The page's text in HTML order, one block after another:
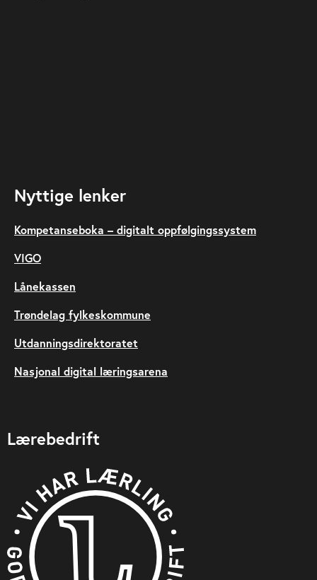
Nyttige lenker
Kompetanseboka – digitalt oppfølgingssystem
VIGO
Lånekassen
Trøndelag fylkeskommune
Utdanningsdirektoratet
Nasjonal digital læringsarena
Lærebedrift